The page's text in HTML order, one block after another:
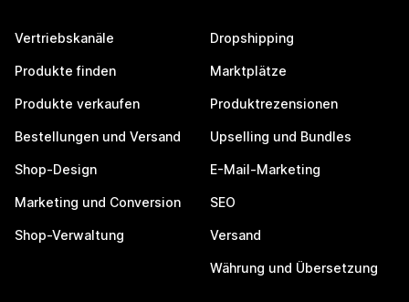
Vertriebskanäle
Produkte finden
Produkte verkaufen
Bestellungen und Versand
Shop-Design
Marketing und Conversion
Shop-Verwaltung
Dropshipping
Marktplätze
Produktrezensionen
Upselling und Bundles
E-Mail-Marketing
SEO
Versand
Währung und Übersetzung